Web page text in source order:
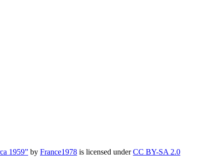
1959” by France1978 is licensed underCC BY-SA 2.0